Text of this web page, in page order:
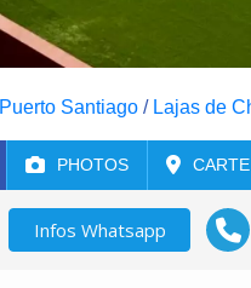
Puerto Santiago / Lajas de
PHOTOS CARTE
Infos Whatsapp